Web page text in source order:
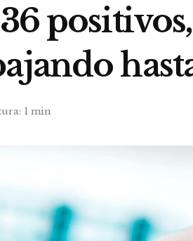
1 min